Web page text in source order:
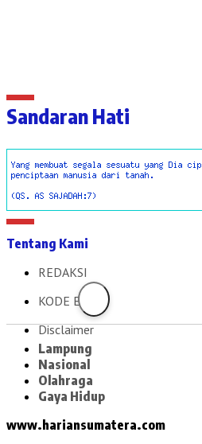
Sandaran Hati
Tentang Kami
REDAKSI
KODE ETIK
Disclaimer
Lampung
Nasional
Olahraga
Gaya Hidup
www.hariansumatera.com